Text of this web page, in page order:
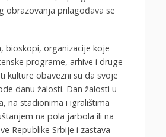
obrazovanja prilagođava se
bioskopi, organizacije koje
programe, arhive i druge
kulture obavezni su da svoje
danu žalosti. Dan žalosti u
na stadionima i igralištima
na pola jarbola ili na
Republike Srbije i zastava